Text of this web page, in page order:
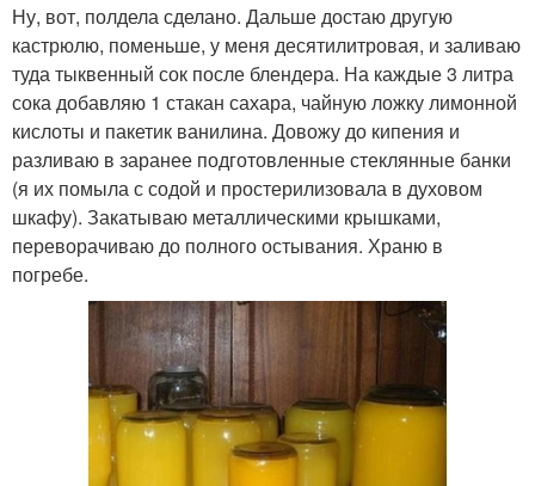
Ну, вот, полдела сделано. Дальше достаю другую
кастрюлю, поменьше, у меня десятилитровая, и заливаю
туда тыквенный сок после блендера. На каждые 3 литра
сока добавляю 1 стакан сахара, чайную ложку лимонной
кислоты и пакетик ванилина. Довожу до кипения и
разливаю в заранее подготовленные стеклянные банки
(я их помыла с содой и простерилизовала в духовом
шкафу). Закатываю металлическими крышками,
переворачиваю до полного остывания. Храню в
погребе.